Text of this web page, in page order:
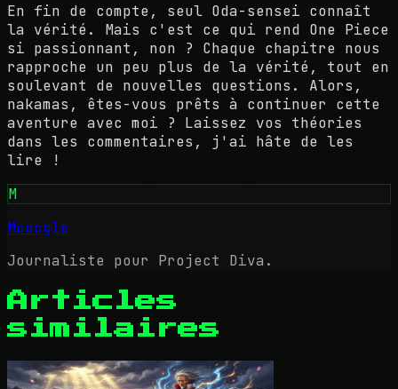
En fin de compte, seul Oda-sensei connaît
la vérité. Mais c'est ce qui rend One Piece
si passionnant, non ? Chaque chapitre nous
rapproche un peu plus de la vérité, tout en
soulevant de nouvelles questions. Alors,
nakamas, êtes-vous prêts à continuer cette
aventure avec moi ? Laissez vos théories
dans les commentaires, j'ai hâte de les
lire !
M
Mooogle
Journaliste pour Project Diva.
Articles
similaires